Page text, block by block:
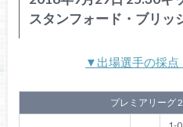
スタンフォード・ブリッ
▼出場選手の採点
プレミアリーグ